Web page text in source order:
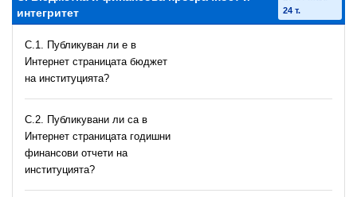
интегритет
24 т.
C.1. Публикуван ли е в
Интернет страницата бюджет
на институцията?
C.2. Публикувани ли са в
Интернет страницата годишни
финансови отчети на
институцията?